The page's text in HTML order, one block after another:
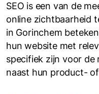
SEO is een van de
online zichtbaarheid
in Gorinchem
hun website met
specifiek zijn voor de
naast hun product-